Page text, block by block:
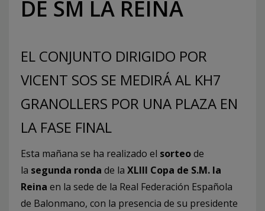
DE SM LA REINA
EL CONJUNTO DIRIGIDO POR
VICENT SOS SE MEDIRÁ AL KH7
GRANOLLERS POR UNA PLAZA EN
LA FASE FINAL
Esta mañana se ha realizado el sorteode
la segunda ronda de la XLIII Copa de S.M. la
Reina en la sede de la Real Federación Española
de Balonmano, con la presencia de su presidente